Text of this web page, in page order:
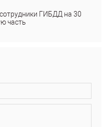
ГИБДД на 30
часть